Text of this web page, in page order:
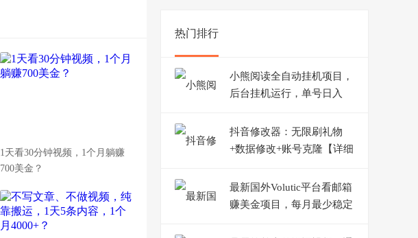
1天看30分钟视频，1个月躺赚
700美金？
热门排行
小熊阅读全自动挂机项目，
后台挂机运行，单号日入
抖音修改器：无限刷礼物
+数据修改+账号克隆【详细
最新国外Volutic平台看邮箱
赚美金项目，每月最少稳定